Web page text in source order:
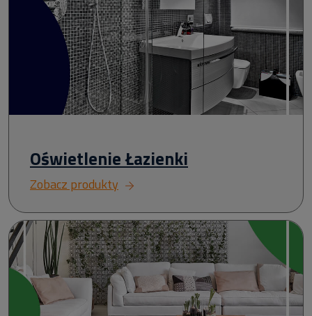
Oświetlenie Łazienki
Zobacz produkty